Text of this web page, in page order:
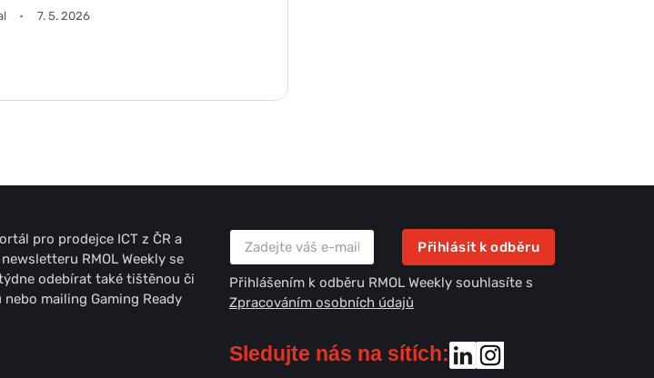
7. 5. 2026
pro prodejce ICT z ČR a
RMOL Weekly se
odebírat také tištěnou či
mailing Gaming Ready
Přihlásit k odběru
Přihlášením k odběru RMOL Weekly souhlasíte s
Zpracováním osobních údajů
Sledujte nás na sítích: